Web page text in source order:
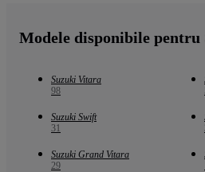
Modele disponibile pentru
Suzuki Vitara
98
Suzuki Swift
31
Suzuki Grand Vitara
29